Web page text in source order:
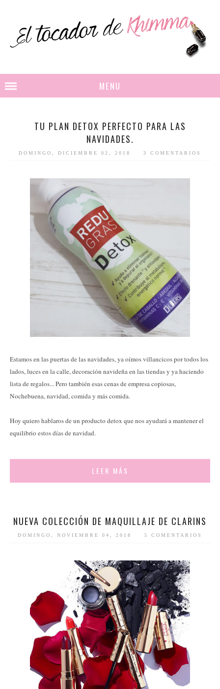
MENU
TU PLAN DETOX PERFECTO PARA LAS
NAVIDADES.
DOMINGO, DICIEMBRE 02, 2018 3 COMENTARIOS
Estamos en las puertas de las navidades, ya oímos villancicos por todos los
lados, luces en la calle, decoración navideña en las tiendas y ya haciendo
lista de regalos... Pero también esas cenas de empresa copiosas,
Nochebuena, navidad, comida y más comida.
Hoy quiero hablaros de un producto detox que nos ayudará a mantener el
equilibrio estos días de navidad.
LEER MÁS
NUEVA COLECCIÓN DE MAQUILLAJE DE CLARINS
DOMINGO, NOVIEMBRE 04, 2018 5 COMENTARIOS